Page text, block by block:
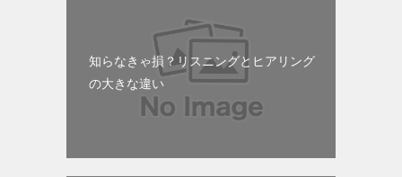
知らなきゃ損？リスニングとヒアリング
の大きな違い